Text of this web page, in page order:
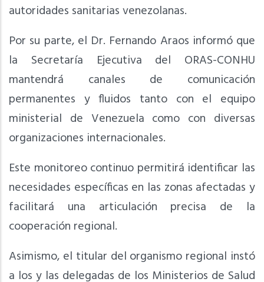
autoridades sanitarias venezolanas.
Por su parte, el Dr. Fernando Araos informó que
la Secretaría Ejecutiva del ORAS-CONHU
mantendrá canales de comunicación
permanentes y fluidos tanto con el equipo
ministerial de Venezuela como con diversas
organizaciones internacionales.
Este monitoreo continuo permitirá identificar las
necesidades específicas en las zonas afectadas y
facilitará una articulación precisa de la
cooperación regional.
Asimismo, el titular del organismo regional instó
a los y las delegadas de los Ministerios de Salud